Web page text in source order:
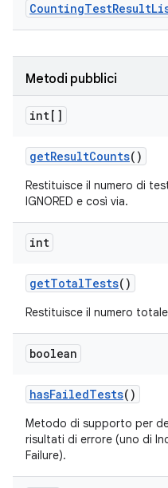
CountingTestResult
Metodi pubblici
int[]
getResultCounts()
Restituisce il numero di test
IGNORED e così via.
int
getTotalTests()
Restituisce il numero
boolean
hasFailedTests()
Metodo di supporto per
risultati di errore (uno di
Failure).